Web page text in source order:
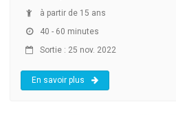
à partir de 15 ans
40 - 60 minutes
Sortie : 25 nov. 2022
En savoir plus